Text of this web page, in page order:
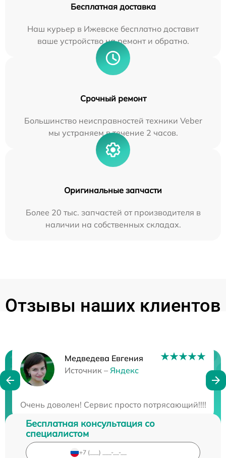
Бесплатная доставка
Наш курьер в Ижевске бесплатно доставит
ваше устройство на ремонт и обратно.
Срочный ремонт
Большинство неисправностей техники Veber
мы устраняем в течение 2 часов.
Оригинальные запчасти
Более 20 тыс. запчастей от производителя в
наличии на собственных складах.
Отзывы наших клиентов
Медведева Евгения
Источник – Яндекс
Очень доволен! Сервис просто потрясающий!!!!
Нужна консультация?
Бесплатная консультация со
специалистом